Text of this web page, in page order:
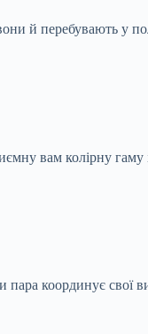
й перебувають у
вам колірну гаму
координує свої